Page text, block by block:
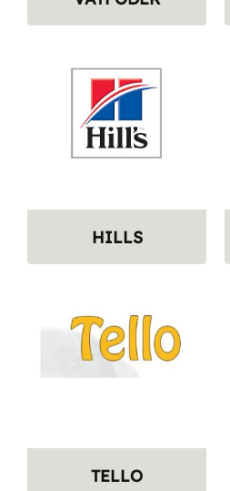
HILLS
TELLO